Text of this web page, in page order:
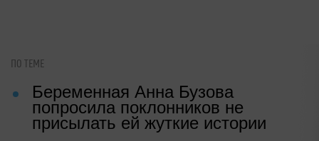
ПО ТЕМЕ
Беременная Анна Бузова
попросила поклонников не
присылать ей жуткие истории